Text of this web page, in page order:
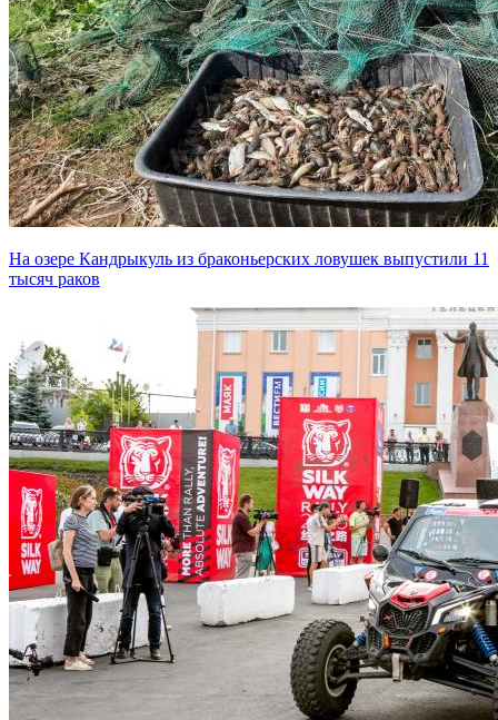
На озере Кандрыкуль из браконьерских ловушек выпустили 11
тысяч раков